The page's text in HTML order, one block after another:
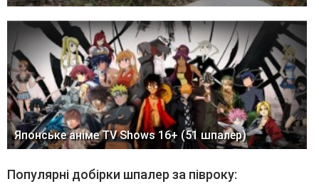
Японське аніме TV Shows 16+ (51 шпалер)
Популярні добірки шпалер за півроку: